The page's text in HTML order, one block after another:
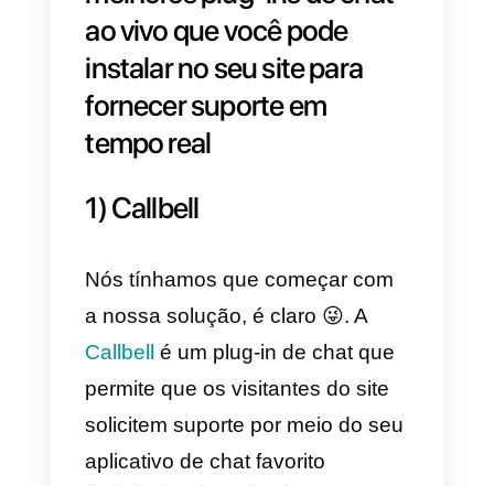
outras. Optamos por falar sobre
as 3 melhores soluções com
base no tipo de clientela do seu
e-commerce.